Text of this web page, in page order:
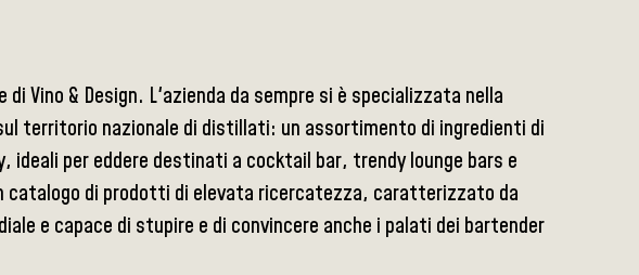
di Vino & Design. L'azienda da sempre si è specializzata nella
territorio nazionale di distillati: un assortimento di ingredienti di
per eddere destinati a cocktail bar, trendy lounge bars e
catalogo di prodotti di elevata ricercatezza, caratterizzato da
e capace di stupire e di convincere anche i palati dei bartender